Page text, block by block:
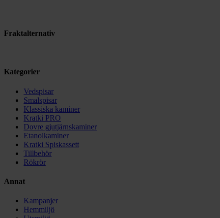
Fraktalternativ
Kategorier
Vedspisar
Smalspisar
Klassiska kaminer
Kratki PRO
Dovre gjutjärnskaminer
Etanolkaminer
Kratki Spiskassett
Tillbehör
Rökrör
Annat
Kampanjer
Hemmiljö